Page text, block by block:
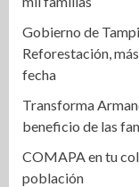
Gobierno de
Reforestación,
fecha
Transforma
beneficio de las
COMAPA en tu
población